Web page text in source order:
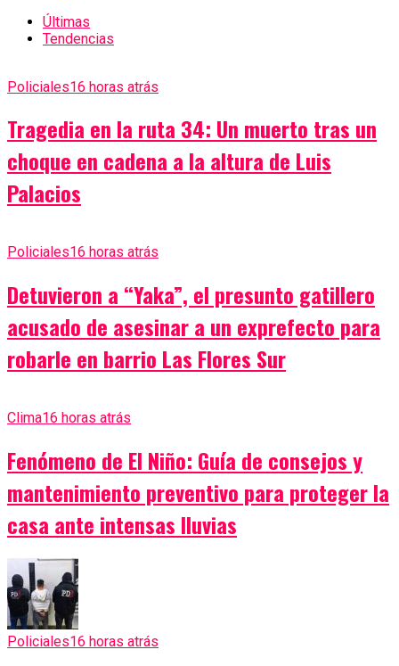
Últimas
Tendencias
Policiales16 horas atrás
Tragedia en la ruta 34: Un muerto tras un
choque en cadena a la altura de Luis
Palacios
Policiales16 horas atrás
Detuvieron a “Yaka”, el presunto gatillero
acusado de asesinar a un exprefecto para
robarle en barrio Las Flores Sur
Clima16 horas atrás
Fenómeno de El Niño: Guía de consejos y
mantenimiento preventivo para proteger la
casa ante intensas lluvias
Policiales16 horas atrás